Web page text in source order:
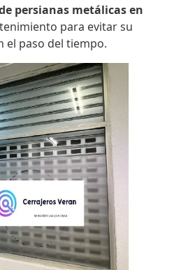
persianas metálicas en
para evitar su
el paso del tiempo.